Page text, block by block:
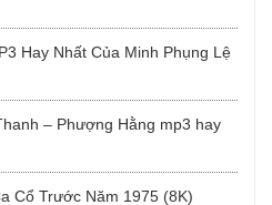
Hay Nhất Của Minh Phụng Lệ
– Phượng Hằng mp3 hay
Cổ Trước Năm 1975 (8K)